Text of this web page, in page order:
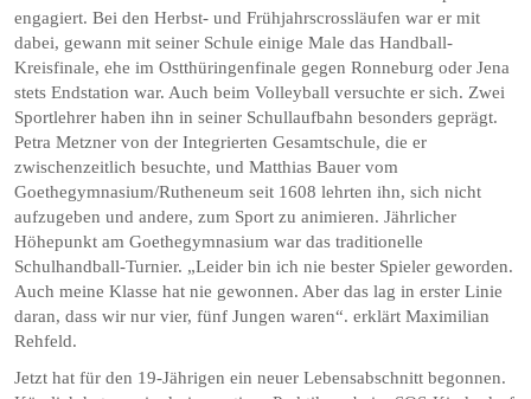
engagiert. Bei den Herbst- und Frühjahrscrossläufen war er mit
dabei, gewann mit seiner Schule einige Male das Handball-
Kreisfinale, ehe im Ostthüringenfinale gegen Ronneburg oder Jena
stets Endstation war. Auch beim Volleyball versuchte er sich. Zwei
Sportlehrer haben ihn in seiner Schullaufbahn besonders geprägt.
Petra Metzner von der Integrierten Gesamtschule, die er
zwischenzeitlich besuchte, und Matthias Bauer vom
Goethegymnasium/Rutheneum seit 1608 lehrten ihn, sich nicht
aufzugeben und andere, zum Sport zu animieren. Jährlicher
Höhepunkt am Goethegymnasium war das traditionelle
Schulhandball-Turnier. „Leider bin ich nie bester Spieler geworden.
Auch meine Klasse hat nie gewonnen. Aber das lag in erster Linie
daran, dass wir nur vier, fünf Jungen waren“. erklärt Maximilian
Rehfeld.
Jetzt hat für den 19-Jährigen ein neuer Lebensabschnitt begonnen.